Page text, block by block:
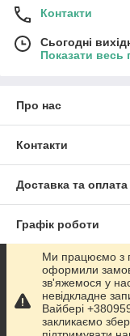
Контакти
Сьогодні
Показати весь
Про нас
Контакти
Доставка та оплата
Графік роботи
Повна версія сайту
Сайт створено на
Ми працюємо з
оформили
зв'яжемося у
невідкладне
Вайбері
закликаємо